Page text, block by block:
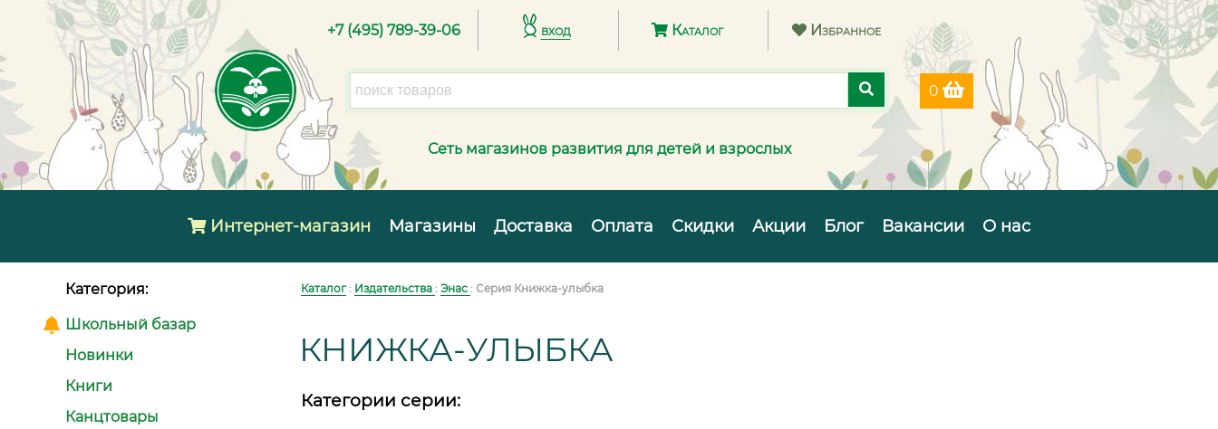
+7 (495) 789-39-06 вход Каталог Избранное
0
Сеть магазинов развития для детей и взрослых
Интернет-магазин Магазины Доставка Оплата Скидки Акции Блог Вакансии О нас
Категория:
Школьный базар
Новинки
Книги
Канцтовары
Каталог: Издательства : Энас : Серия Книжка-улыбка
КНИЖКА-УЛЫБКА
Категории серии: